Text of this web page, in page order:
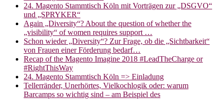
24. Magento Stammtisch Köln mit Vorträgen zur „DSGVO“
und „SPRYKER“
Again „Diversity“? About the question of whether the
„visibility“ of women requires support …
Schon wieder „Diversity“? Zur Frage, ob die „Sichtbarkeit“
von Frauen einer Förderung bedarf…
Recap of the Magento Imagine 2018 #LeadTheCharge or
#RightThisWay
24. Magento Stammtisch Köln => Einladung
Tellerränder, Unerhörtes, Vielkochlogik oder: warum
Barcamps so wichtig sind – am Beispiel des